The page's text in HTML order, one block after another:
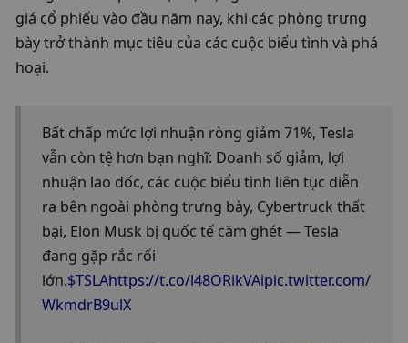
giá cổ phiếu vào đầu năm nay, khi các phòng trưng
bày trở thành mục tiêu của các cuộc biểu tình và phá
hoại.
Bất chấp mức lợi nhuận ròng giảm 71%, Tesla
vẫn còn tệ hơn bạn nghĩ: Doanh số giảm, lợi
nhuận lao dốc, các cuộc biểu tình liên tục diễn
ra bên ngoài phòng trưng bày, Cybertruck thất
bại, Elon Musk bị quốc tế căm ghét — Tesla
đang gặp rắc rối
lớn.$TSLAhttps://t.co/l48ORikVAipic.twitter.com/
WkmdrB9ulX